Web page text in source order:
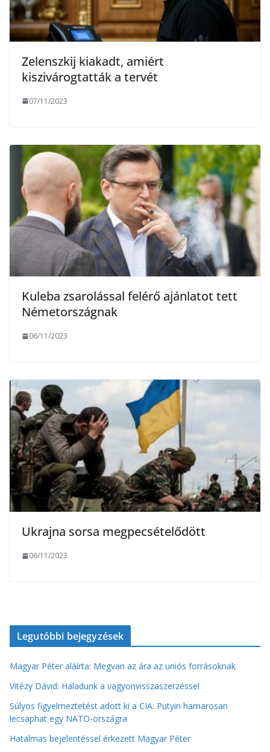
Zelenszkij kiakadt, amiért
kiszivárogtatták a tervét
07/11/2023
Kuleba zsarolással felérő ajánlatot tett
Németországnak
06/11/2023
Ukrajna sorsa megpecsételődött
06/11/2023
Legutóbbi bejegyzések
Magyar Péter aláírta: Megvan az ára az uniós forrásoknak
Vitézy Dávid: Haladunk a vagyonvisszaszerzéssel
Súlyos figyelmeztetést adott ki a CIA: Putyin hamarosan
lecsaphat egy NATO-országra
Hatalmas bejelentéssel érkezett Magyar Péter